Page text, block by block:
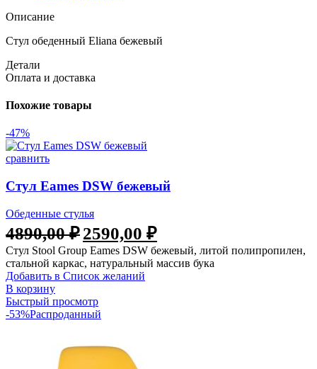
Описание
Стул обеденный Eliana бежевый
Детали
Оплата и доставка
Похожие товары
-47%
сравнить
Стул Eames DSW бежевый
Обеденные стулья
4890,00₽ Первоначальная
цена
составляла
4890,00 ₽.
2590,00 ₽Текущая
цена:
2590,00 ₽.
Стул Stool Group Eames DSW бежевый, литой полипропилен,
стальной каркас, натуральный массив бука
Добавить в Список желаний
В корзину
Быстрый просмотр
-53%Распроданный